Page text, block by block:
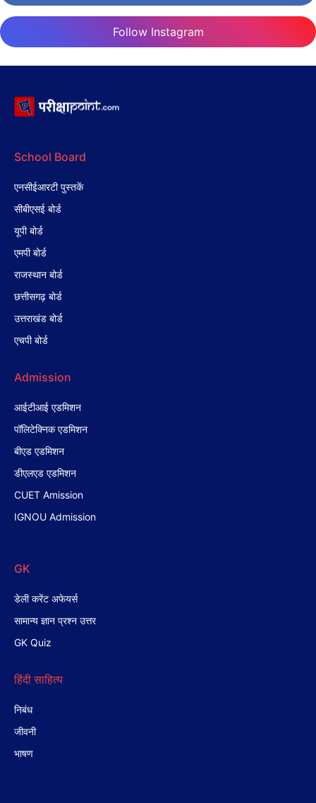
Follow Instagram
School Board
एनसीईआरटी पुस्तकें
सीबीएसई बोर्ड
यूपी बोर्ड
एमपी बोर्ड
राजस्थान बोर्ड
छत्तीसगढ़ बोर्ड
उत्तराखंड बोर्ड
एचपी बोर्ड
Admission
आईटीआई एडमिशन
पॉलिटेक्निक एडमिशन
बीएड एडमिशन
डीएलएड एडमिशन
CUET Amission
IGNOU Admission
GK
डेली करेंट अफेयर्स
सामान्य ज्ञान प्रश्न उत्तर
GK Quiz
हिंदी साहित्य
निबंध
जीवनी
भाषण